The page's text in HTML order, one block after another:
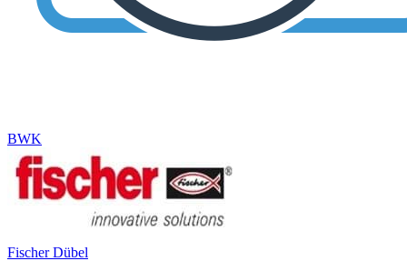
BWK
Fischer Dübel